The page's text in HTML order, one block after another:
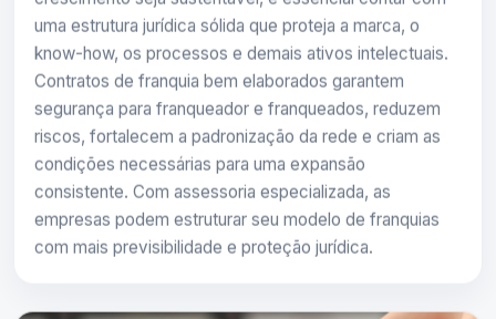
uma estrutura jurídica sólida que proteja a marca, o
know-how, os processos e demais ativos intelectuais.
Contratos de franquia bem elaborados garantem
segurança para franqueador e franqueados, reduzem
riscos, fortalecem a padronização da rede e criam as
condições necessárias para uma expansão
consistente. Com assessoria especializada, as
empresas podem estruturar seu modelo de franquias
com mais previsibilidade e proteção jurídica.